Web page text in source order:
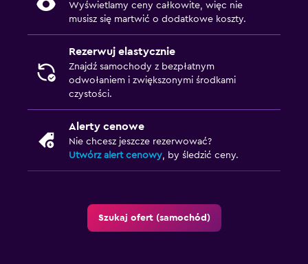
Wyświetlamy ceny całkowite, więc nie
musisz się martwić o dodatkowe koszty.
Rezerwuj elastycznie
Znajdź samochody z bezpłatnym
odwołaniem i zwiększonymi środkami
czystości.
Alerty cenowe
Nie chcesz jeszcze rezerwować?
Utwórz alert cenowy, by śledzić ceny.
Szukaj ofert (samochód)